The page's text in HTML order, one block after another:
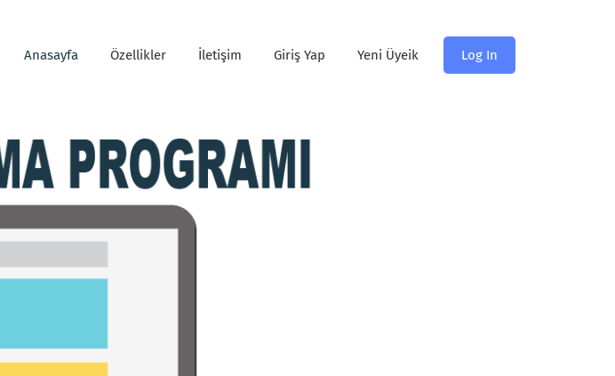
Anasayfa Özellikler İletişim Giriş Yap Yeni Üyeik Log In